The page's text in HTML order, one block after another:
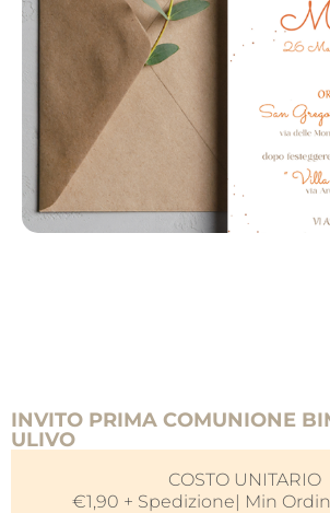
INVITO PRIMA COMUNIONE
ULIVO
COSTO UNITARIO
€1,90 + Spedizione| Min